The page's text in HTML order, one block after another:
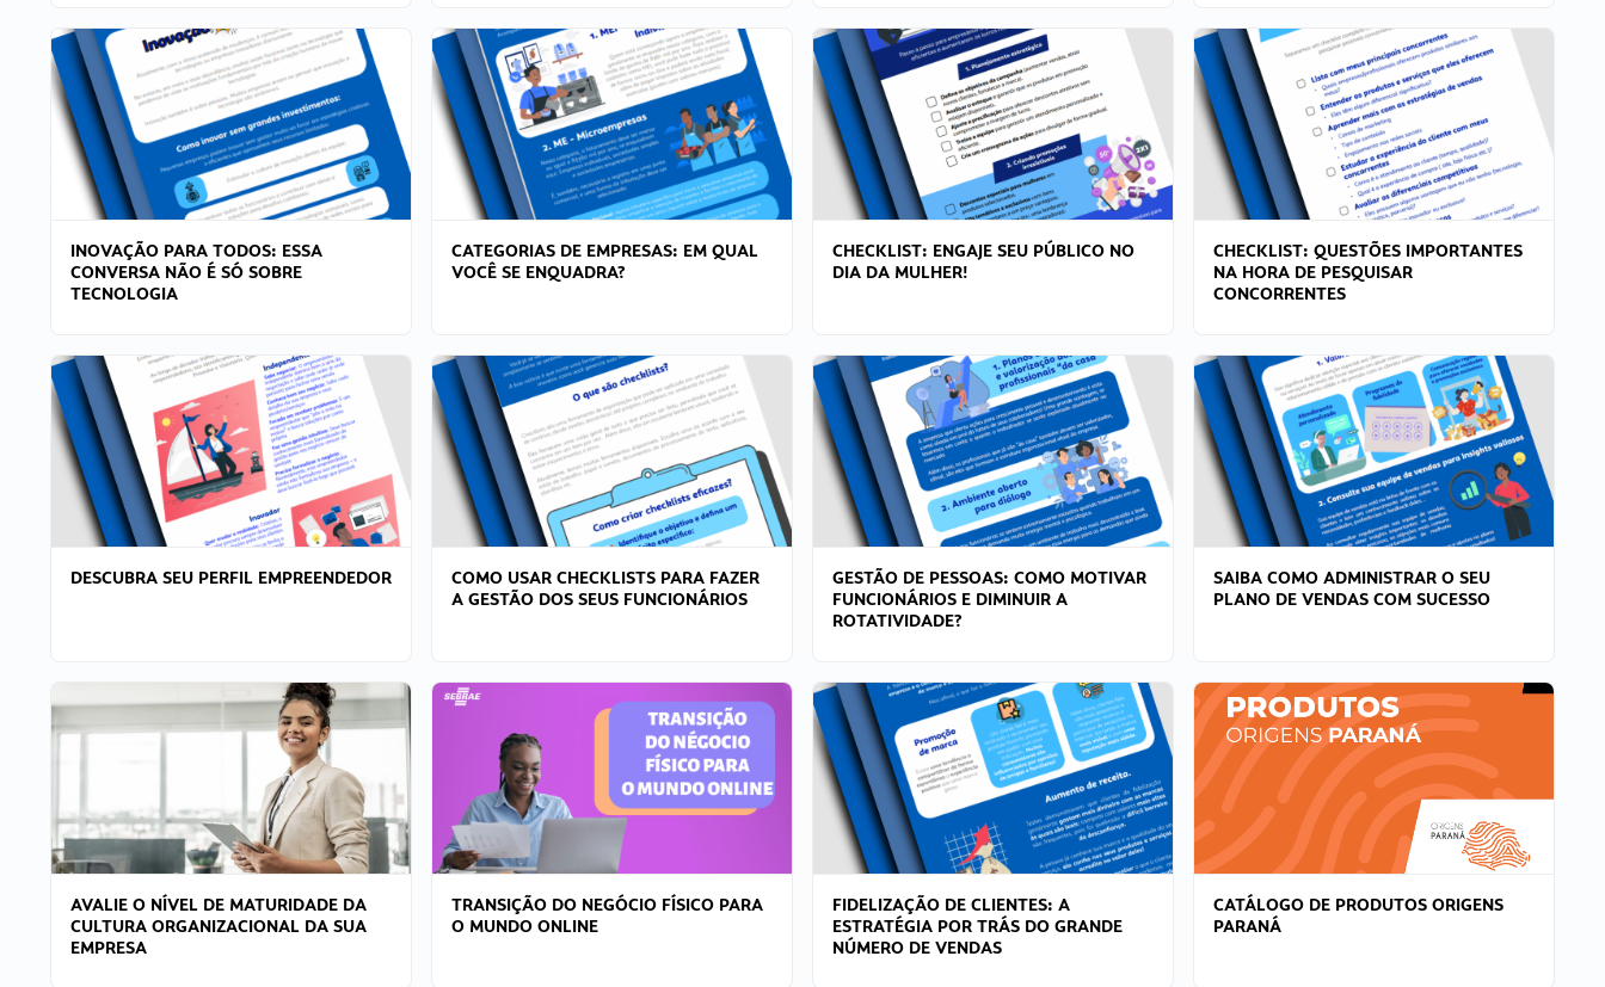
INOVAÇÃO PARA TODOS: ESSA
CONVERSA NÃO É SÓ SOBRE
TECNOLOGIA
CATEGORIAS DE EMPRESAS: EM QUAL
VOCÊ SE ENQUADRA?
CHECKLIST: ENGAJE SEU PÚBLICO NO
DIA DA MULHER!
CHECKLIST: QUESTÕES IMPORTANTES
NA HORA DE PESQUISAR
CONCORRENTES
DESCUBRA SEU PERFIL EMPREENDEDOR
COMO USAR CHECKLISTS PARA FAZER
A GESTÃO DOS SEUS FUNCIONÁRIOS
GESTÃO DE PESSOAS: COMO MOTIVAR
FUNCIONÁRIOS E DIMINUIR A
ROTATIVIDADE?
SAIBA COMO ADMINISTRAR O SEU
PLANO DE VENDAS COM SUCESSO
AVALIE O NÍVEL DE MATURIDADE DA
CULTURA ORGANIZACIONAL DA SUA
EMPRESA
TRANSIÇÃO DO NEGÓCIO FÍSICO PARA
O MUNDO ONLINE
FIDELIZAÇÃO DE CLIENTES: A
ESTRATÉGIA POR TRÁS DO GRANDE
NÚMERO DE VENDAS
CATÁLOGO DE PRODUTOS ORIGENS
PARANÁ